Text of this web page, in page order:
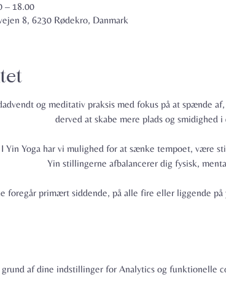
– 18.00
8, 6230 Rødekro, Danmark
og meditativ praksis med fokus på at spænde
derved at skabe mere plads og smidighed
I Yin Yoga har vi mulighed for at sænke tempoet, være
Yin stillingerne afbalancerer dig fysisk,
foregår primært siddende, på alle fire eller liggende
af dine indstillinger for Analytics og funktionelle